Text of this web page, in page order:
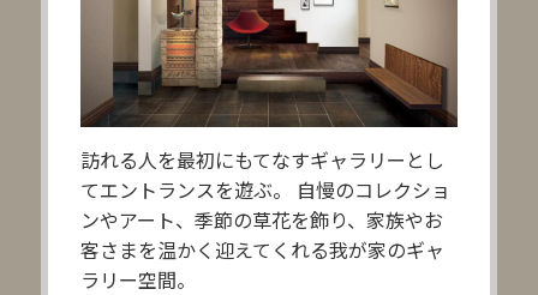
訪れる人を最初にもてなすギャラリーとし
てエントランスを遊ぶ。 自慢のコレクショ
ンやアート、季節の草花を飾り、家族やお
客さまを温かく迎えてくれる我が家のギャ
ラリー空間。